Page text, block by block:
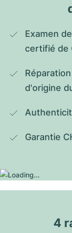
Examen
certifié de
d'origine
Garantie
4